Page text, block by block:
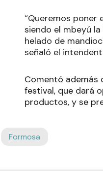
“Queremos poner
siendo el mbeyú
helado de
señaló el
Comentó además
festival, que dará
productos, y se
Formosa